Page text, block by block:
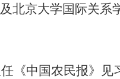
北京大学国际关系
《中国农民报》见